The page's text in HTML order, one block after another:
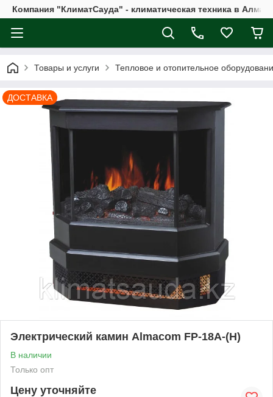
Компания "КлиматСауда" - климатическая техника в
Товары и услуги Тепловое и отопительное
ДОСТАВКА
Электрический камин Almacom FP-18A-(H)
В наличии
Только опт
Цену уточняйте